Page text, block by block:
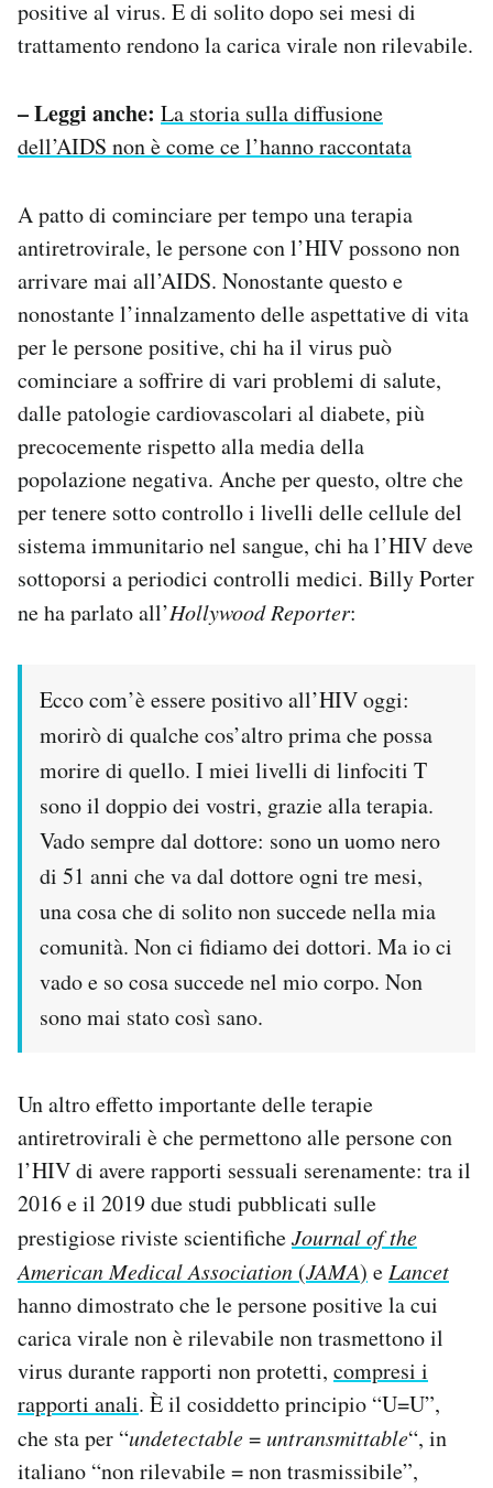
positive al virus. E di solito dopo sei mesi di
trattamento rendono la carica virale non rilevabile.
– Leggi anche: La storia sulla diffusione
dell’AIDS non è come ce l’hanno raccontata
A patto di cominciare per tempo una terapia
antiretrovirale, le persone con l’HIV possono non
arrivare mai all’AIDS. Nonostante questo e
nonostante l’innalzamento delle aspettative di vita
per le persone positive, chi ha il virus può
cominciare a soffrire di vari problemi di salute,
dalle patologie cardiovascolari al diabete, più
precocemente rispetto alla media della
popolazione negativa. Anche per questo, oltre che
per tenere sotto controllo i livelli delle cellule del
sistema immunitario nel sangue, chi ha l’HIV deve
sottoporsi a periodici controlli medici. Billy Porter
ne ha parlato all’Hollywood Reporter:
Ecco com’è essere positivo all’HIV oggi:
morirò di qualche cos’altro prima che possa
morire di quello. I miei livelli di linfociti T
sono il doppio dei vostri, grazie alla terapia.
Vado sempre dal dottore: sono un uomo nero
di 51 anni che va dal dottore ogni tre mesi,
una cosa che di solito non succede nella mia
comunità. Non ci fidiamo dei dottori. Ma io ci
vado e so cosa succede nel mio corpo. Non
sono mai stato così sano.
Un altro effetto importante delle terapie
antiretrovirali è che permettono alle persone con
l’HIV di avere rapporti sessuali serenamente: tra il
2016 e il 2019 due studi pubblicati sulle
prestigiose riviste scientificheJournal of the
American Medical Association (JAMA) eLancet
hanno dimostrato che le persone positive la cui
carica virale non è rilevabile non trasmettono il
virus durante rapporti non protetti, compresi i
rapporti anali. È il cosiddetto principio “U=U”,
che sta per “undetectable=untransmittable“, in
italiano “non rilevabile = non trasmissibile”,